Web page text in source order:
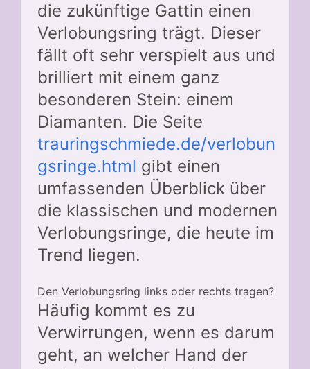
die zukünftige Gattin einen
Verlobungsring trägt. Dieser
fällt oft sehr verspielt aus und
brilliert mit einem ganz
besonderen Stein: einem
Diamanten. Die Seite
trauringschmiede.de/verlobun
gsringe.html gibt einen
umfassenden Überblick über
die klassischen und modernen
Verlobungsringe, die heute im
Trend liegen.
Den Verlobungsring links oder rechts tragen?
Häufig kommt es zu
Verwirrungen, wenn es darum
geht, an welcher Hand der